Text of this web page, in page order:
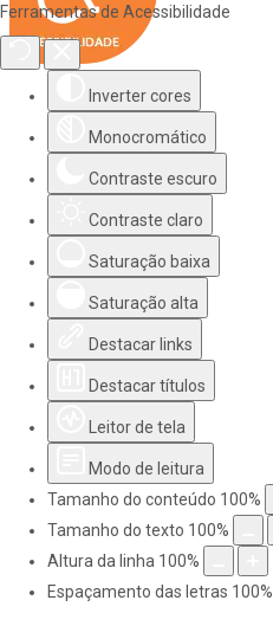
Ferramentas de Acessibilidade
Inverter cores
Monocromático
Contraste escuro
Contraste claro
Saturação baixa
Saturação alta
Destacar links
Destacar títulos
Leitor de tela
Modo de leitura
Tamanho do conteúdo 100%
Tamanho do texto 100%
Altura da linha 100%
Espaçamento das letras 100%